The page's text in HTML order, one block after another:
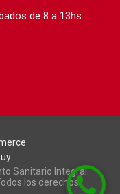
de 8 a 13hs
Sanitario Integral.
los derechos